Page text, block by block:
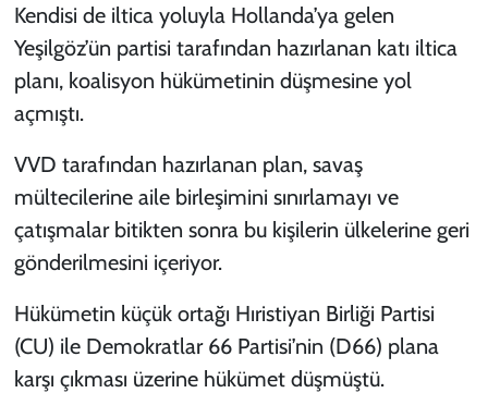
Kendisi de iltica yoluyla Hollanda’ya gelen
Yeşilgöz’ün partisi tarafından hazırlanan katı iltica
planı, koalisyon hükümetinin düşmesine yol
açmıştı.
VVD tarafından hazırlanan plan, savaş
mültecilerine aile birleşimini sınırlamayı ve
çatışmalar bitikten sonra bu kişilerin ülkelerine geri
gönderilmesini içeriyor.
Hükümetin küçük ortağı Hıristiyan Birliği Partisi
(CU) ile Demokratlar 66 Partisi’nin (D66) plana
karşı çıkması üzerine hükümet düşmüştü.